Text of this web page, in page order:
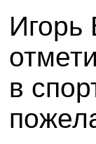
Игорь
в